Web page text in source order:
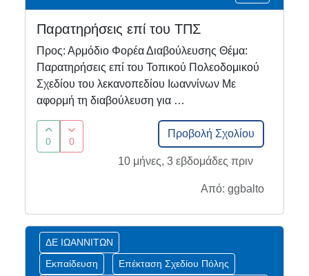
Παρατηρήσεις επί του ΤΠΣ
Προς: Αρμόδιο Φορέα Διαβούλευσης Θέμα:
Παρατηρήσεις επί του Τοπικού Πολεοδομικού
Σχεδίου του λεκανοπεδίου Ιωαννίνων Με
αφορμή τη διαβούλευση για …
0 0
Προβολή Σχολίου
10 μήνες, 3 εβδομάδες πριν
Από: ggbalto
ΔΕ ΙΩΑΝΝΙΤΩΝ
Εκπαίδευση
Επέκταση Σχεδίου Πόλης